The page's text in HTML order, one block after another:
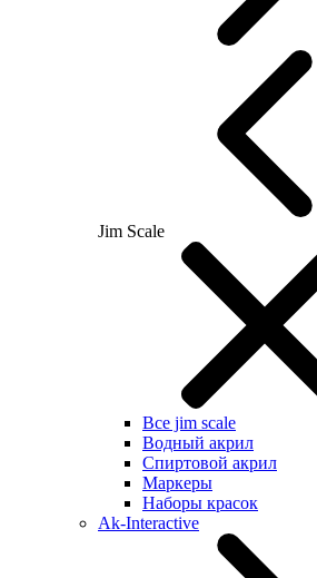
Jim Scale
Все jim scale
Водный акрил
Спиртовой акрил
Маркеры
Наборы красок
Ak-Interactive